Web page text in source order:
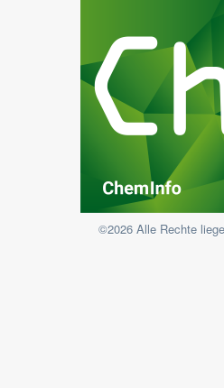
©2026 Alle Rechte